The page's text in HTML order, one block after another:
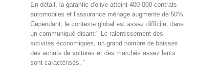
En détail, la garantie d'olive atteint 400 000 contrats
automobiles et l'assurance ménage augmente de 50%.
Cependant, le contexte global est assez difficile, dans
un communiqué disant:" Le ralentissement des
activités économiques, un grand nombre de baisses
des achats de voitures et des marchés assez lents
sont caractérisés. "